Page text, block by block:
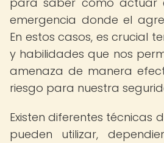
emergencia donde el
En estos casos, es crucial
y habilidades que nos
amenaza de manera
riesgo para nuestra
Existen diferentes técnicas
pueden utilizar,